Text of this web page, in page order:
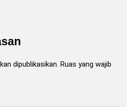
dipublikasikan. Ruas yang wajib